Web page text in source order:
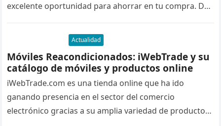
excelente oportunidad para ahorrar en tu compra. Del
Actualidad
Móviles Reacondicionados: iWebTrade y su
catálogo de móviles y productos online
iWebTrade.com es una tienda online que ha ido
ganando presencia en el sector del comercio
electrónico gracias a su amplia variedad de productos